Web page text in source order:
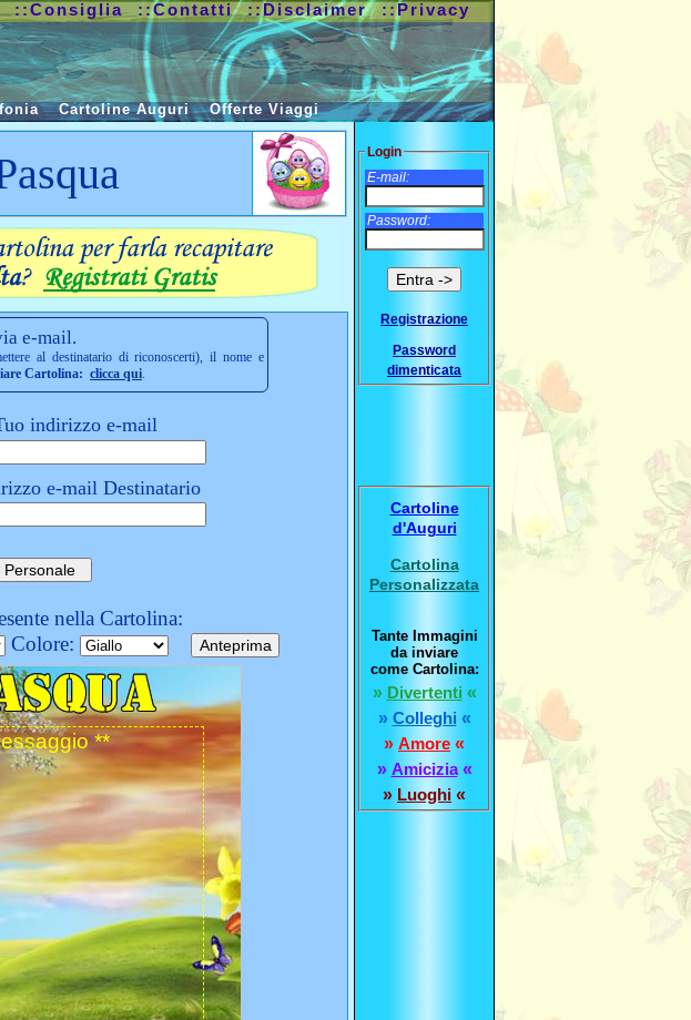
e-mail.
al destinatario di riconoscerti), il nome e
Cartolina: clicca qui.
indirizzo e-mail
e-mail Destinatario
nella Cartolina:
Colore:
Login
E-mail:
Password:
Registrazione
Password
dimenticata
Cartoline
d'Auguri
Cartolina
Personalizzata
Tante Immagini
da inviare
come Cartolina:
» Divertenti «
» Colleghi «
» Amore «
» Amicizia«
» Luoghi «
::Consiglia ::Contatti ::Disclaimer ::Privacy
Cartoline Auguri Offerte Viaggi